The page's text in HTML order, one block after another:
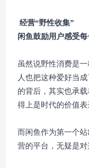
经营“野性收集”
闲鱼鼓励用户感受
虽然说野性消费是
人也把这种爱好当
的背后，其实也承
得上是时代的价值表
而闲鱼作为第一个
营的平台，无疑是对